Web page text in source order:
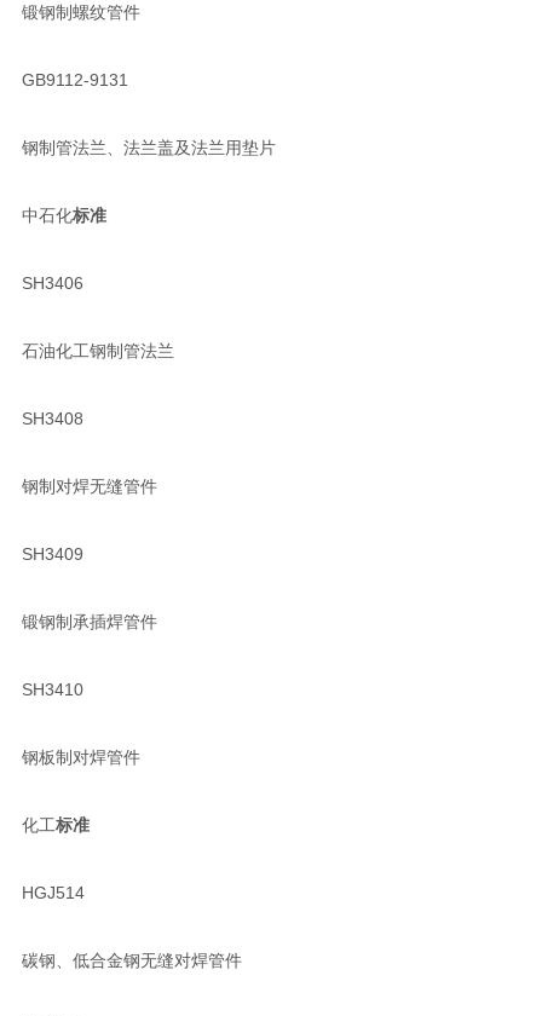
锻钢制螺纹管件
GB9112-9131
钢制管法兰、法兰盖及法兰用垫片
中石化标准
SH3406
石油化工钢制管法兰
SH3408
钢制对焊无缝管件
SH3409
锻钢制承插焊管件
SH3410
钢板制对焊管件
化工标准
HGJ514
碳钢、低合金钢无缝对焊管件